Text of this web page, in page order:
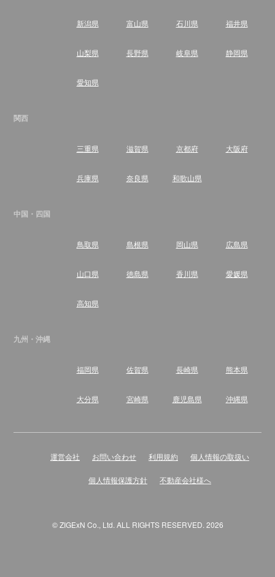
新潟県 富山県 石川県 福井県
山梨県 長野県 岐阜県 静岡県
愛知県
関西
三重県 滋賀県 京都府 大阪府
兵庫県 奈良県 和歌山県
中国・四国
鳥取県 島根県 岡山県 広島県
山口県 徳島県 香川県 愛媛県
高知県
九州・沖縄
福岡県 佐賀県 長崎県 熊本県
大分県 宮崎県 鹿児島県 沖縄県
運営会社 お問い合わせ 利用規約 個人情報の取扱い
個人情報保護方針 不動産会社様へ
© ZIGExN Co., Ltd. ALL RIGHTS RESERVED. 2026